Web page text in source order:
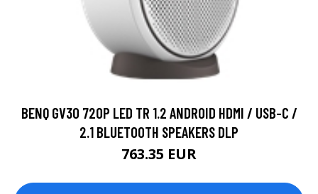
BENQ GV30 720P LED TR 1.2 ANDROID HDMI / USB-C /
2.1 BLUETOOTH SPEAKERS DLP
763.35 EUR